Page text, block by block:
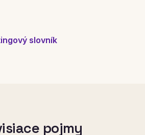
slovník
pojmy